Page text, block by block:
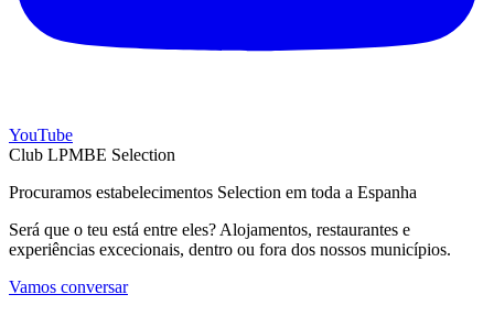
YouTube
Club LPMBE Selection
Procuramos estabelecimentos Selection em toda a Espanha
Será que o teu está entre eles? Alojamentos, restaurantes e
experiências excecionais, dentro ou fora dos nossos municípios.
Vamos conversar